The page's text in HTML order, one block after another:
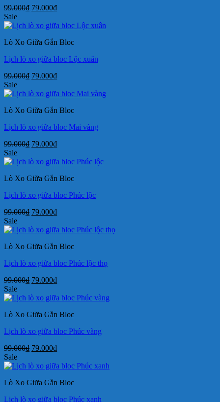
99.000₫ Giá
là:
79.000₫Giá
tại
79.000₫.
Sale
Lò Xo Giữa Gắn Bloc
Lịch lò xo giữa bloc Lộc xuân
99.000₫ Giá
là:
79.000₫Giá
tại
79.000₫.
Sale
Lò Xo Giữa Gắn Bloc
Lịch lò xo giữa bloc Mai vàng
99.000₫ Giá
là:
79.000₫Giá
tại
79.000₫.
Sale
Lò Xo Giữa Gắn Bloc
Lịch lò xo giữa bloc Phúc lộc
99.000₫ Giá
là:
79.000₫Giá
tại
79.000₫.
Sale
Lò Xo Giữa Gắn Bloc
Lịch lò xo giữa bloc Phúc lộc thọ
99.000₫ Giá
là:
79.000₫Giá
tại
79.000₫.
Sale
Lò Xo Giữa Gắn Bloc
Lịch lò xo giữa bloc Phúc vàng
99.000₫ Giá
là:
79.000₫Giá
tại
79.000₫.
Sale
Lò Xo Giữa Gắn Bloc
Lịch lò xo giữa bloc Phúc xanh